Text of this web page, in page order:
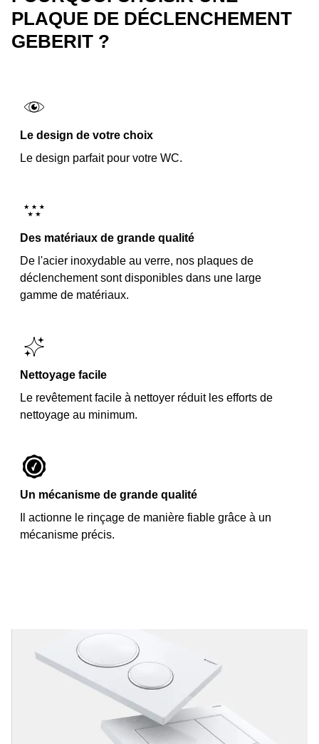
PLAQUE DE DÉCLENCHEMENT
GEBERIT ?
Le design de votre choix
Le design parfait pour votre WC.
Des matériaux de grande qualité
De l'acier inoxydable au verre, nos plaques de
déclenchement sont disponibles dans une large
gamme de matériaux.
Nettoyage facile
Le revêtement facile à nettoyer réduit les efforts de
nettoyage au minimum.
Un mécanisme de grande qualité
Il actionne le rinçage de manière fiable grâce à un
mécanisme précis.